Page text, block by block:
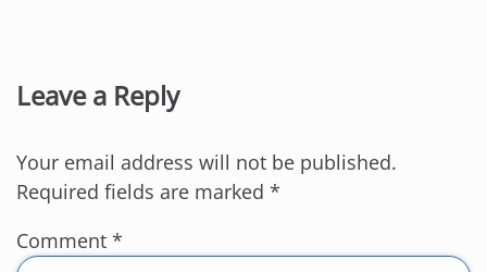
Leave a Reply
Your email address will not be published.
Required fields are marked *
Comment *